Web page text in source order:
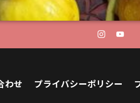
わせ プライバシーポリシー